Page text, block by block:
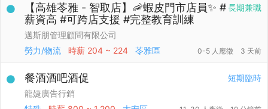
長期兼職
【高雄苓雅 - 智取店】🦐蝦皮門市店員✨ #
薪資高 #可跨店支援 #完整教育訓練
邁斯朋管理顧問有限公司
勞力/物流
時薪 204 ~ 224 苓雅區 0-5 人應徵 3 天前
短期臨時
餐酒酒吧酒促
龍婕廣告行銷